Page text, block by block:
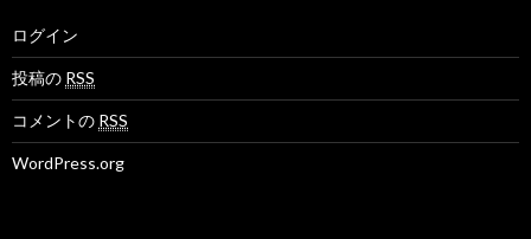
ログイン
投稿の RSS
コメントの RSS
WordPress.org